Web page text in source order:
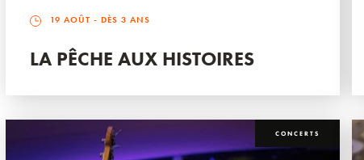
19 AOÛT - DÈS 3 ANS
LA PÊCHE AUX HISTOIRES
CONCERTS